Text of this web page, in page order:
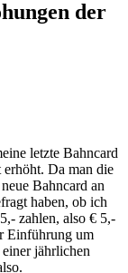
der
letzte Bahncard
erhöht. Da man die
Bahncard an
haben, ob ich
zahlen, also € 5,-
Einführung um
jährlichen